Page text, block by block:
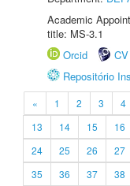
Academic
title: MS-3.1
Orcid
Repositório
« 1 2 3 4
13
14 15 16
24
25 26 27
35
36 37 38